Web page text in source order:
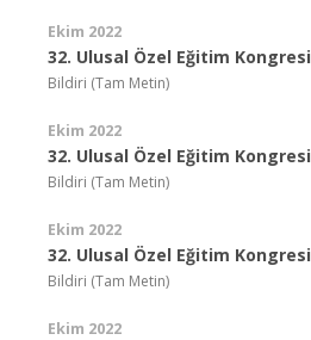
Ekim 2022
32. Ulusal Özel Eğitim Kongresi
Bildiri (Tam Metin)
Ekim 2022
32. Ulusal Özel Eğitim Kongresi
Bildiri (Tam Metin)
Ekim 2022
32. Ulusal Özel Eğitim Kongresi
Bildiri (Tam Metin)
Ekim 2022